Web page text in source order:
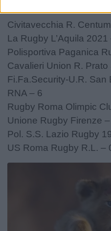
Civitavecchia R.
La Rugby L’Aquila 2021
Polisportiva Paganica
Cavalieri Union R. Prato
Fi.Fa.Security-U.R. San
RNA – 6
Rugby Roma Olimpic
Unione Rugby Firenze
Pol. S.S. Lazio Rugby
US Roma Rugby R.L. –